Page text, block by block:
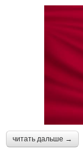
читать дальше →